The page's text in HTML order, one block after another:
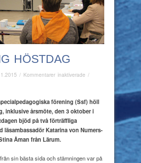
HÖSTDAG
/ Kommentarer inaktiverade för
höstdag
/
förening (Ssf) höll
inklusive årsmöte, den 3 oktober i
bjöd på två förträffliga
läsambassadör Katarina von Numers-
Åman från Lärum.
sin bästa sida och stämningen var på